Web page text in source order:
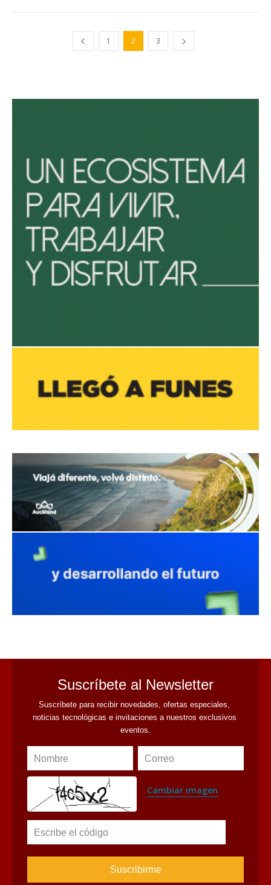
1 2 3
Suscríbete al Newsletter
Suscríbete para recibir novedades, ofertas especiales,
noticias tecnológicas e invitaciones a nuestros exclusivos
eventos.
Nombre Correo
Cambiar imagen
Escribe el código